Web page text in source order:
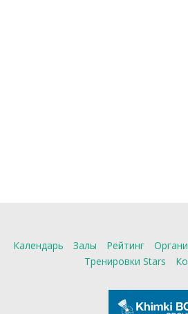
Календарь Залы Рейтинг
Тренировки Stars